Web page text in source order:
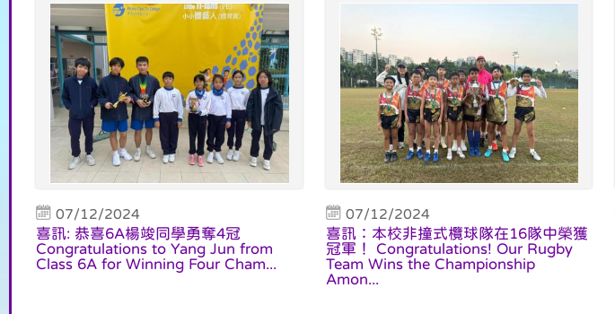
07/12/2024
喜訊: 恭喜6A楊竣同學勇奪4冠
Congratulations to Yang Jun from
Class 6A for Winning Four Cham...
07/12/2024
喜訊：本校非撞式欖球隊在16隊中榮獲
冠軍！ Congratulations! Our Rugby
Team Wins the Championship
Amon...